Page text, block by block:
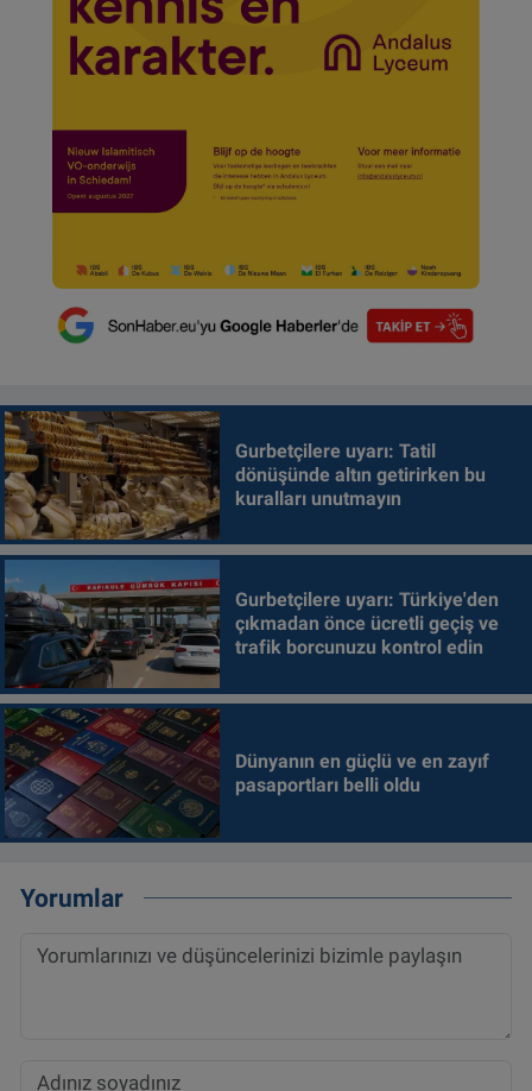
Gurbetçilere uyarı: Tatil
dönüşünde altın getirirken bu
kuralları unutmayın
Gurbetçilere uyarı: Türkiye'den
çıkmadan önce ücretli geçiş ve
trafik borcunuzu kontrol edin
Dünyanın en güçlü ve en zayıf
pasaportları belli oldu
Yorumlar